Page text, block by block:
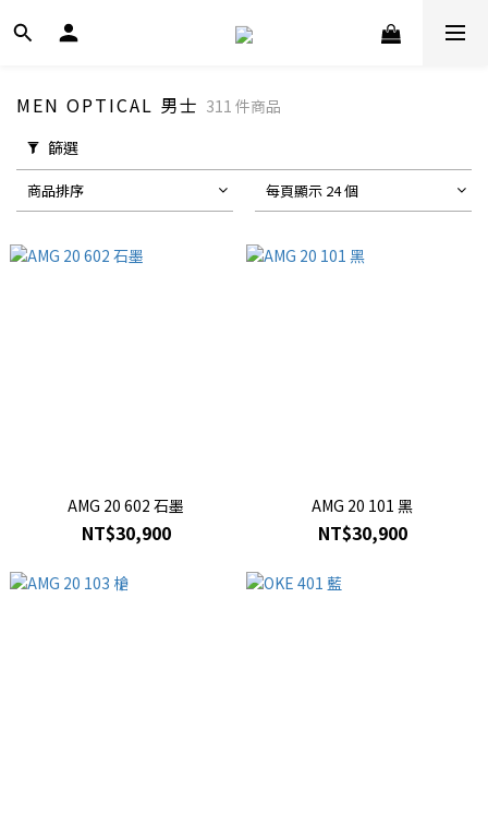
MEN OPTICAL 男士 311 件商品
篩選
商品排序 每頁顯示 24 個
AMG 20 602 石墨
NT$30,900
AMG 20 101 黑
NT$30,900